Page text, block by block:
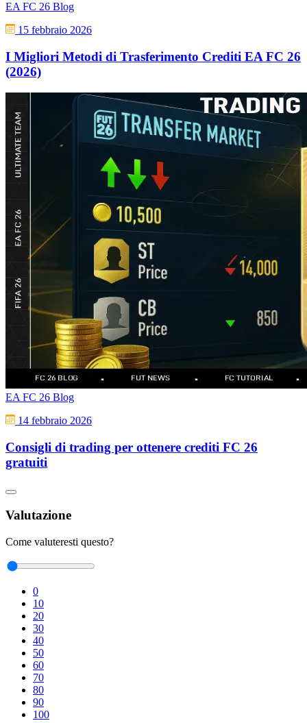
EA FC 26 Blog
15 febbraio 2026
I Migliori Metodi di Trasferimento Crediti EA FC 26
(2026)
EA FC 26 Blog
14 febbraio 2026
Consigli di trading per ottenere crediti FC 26
gratuiti
Valutazione
Come valuteresti questo?
0
10
20
30
40
50
60
70
80
90
100